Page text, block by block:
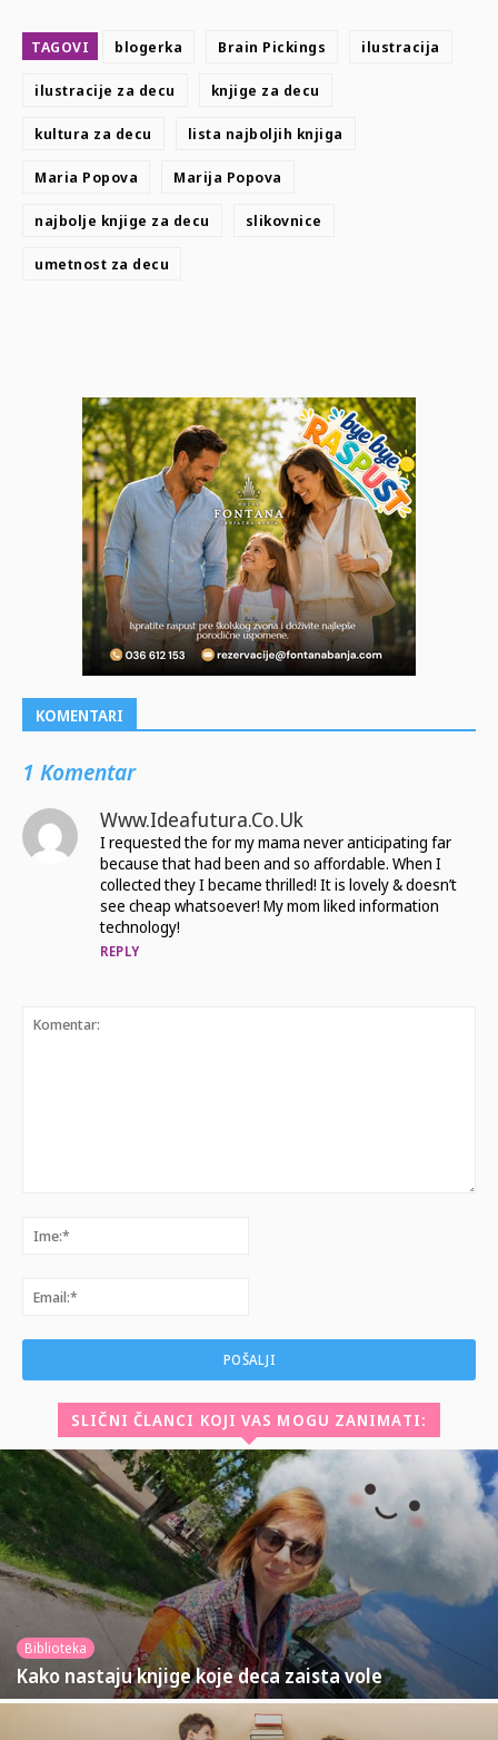
TAGOVI blogerka Brain Pickings ilustracija
ilustracije za decu knjige za decu
kultura za decu lista najboljih knjiga
Maria Popova Marija Popova
najbolje knjige za decu slikovnice
umetnost za decu
KOMENTARI
1 Komentar
Www.ideafutura.co.uk
I requested the for my mama never anticipating far
because that had been and so affordable. When I
collected they I became thrilled! It is lovely & doesn’t
see cheap whatsoever! My mom liked information
technology!
REPLY
SLIČNI ČLANCI KOJI VAS MOGU ZANIMATI:
Biblioteka
Kako nastaju knjige koje deca zaista vole